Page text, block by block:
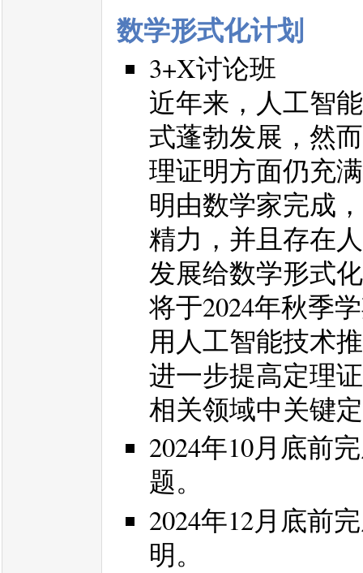
数学形式化计划
3+X讨论班
近年来，人工智
式蓬勃发展，然
理证明方面仍充
明由数学家完成
精力，并且存在
发展给数学形式
将于2024年秋季
用人工智能技术
进一步提高定理
相关领域中关键
2024年10月底前
题。
2024年12月底前
明。